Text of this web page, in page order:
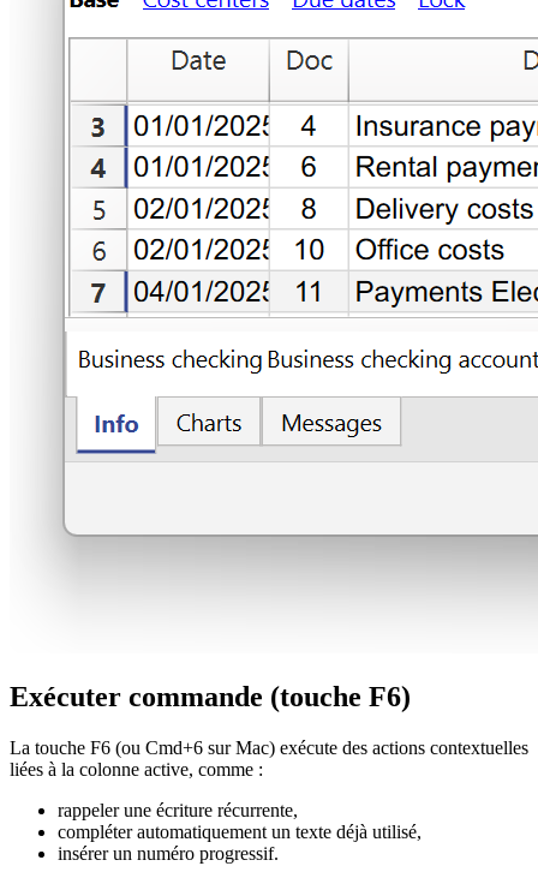
Exécuter commande (touche F6)
La touche F6 (ou Cmd+6 sur Mac) exécute des actions contextuelles
liées à la colonne active, comme :
rappeler une écriture récurrente,
compléter automatiquement un texte déjà utilisé,
insérer un numéro progressif.